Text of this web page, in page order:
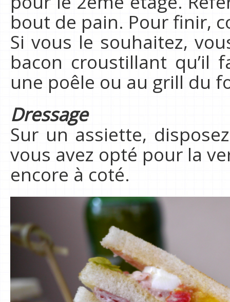
bout de pain. Pour finir,
Si vous le souhaitez,
bacon croustillant qu’il
une poêle ou au grill du
Dressage
Sur un assiette,
vous avez opté pour la
encore à coté.